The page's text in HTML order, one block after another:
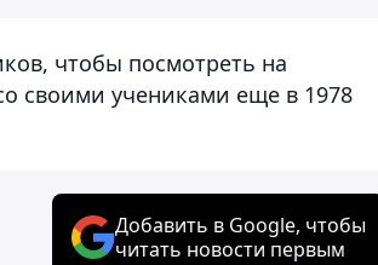
чтобы посмотреть на
своими учениками еще в 1978
Добавить в Google, чтобы
читать новости первым